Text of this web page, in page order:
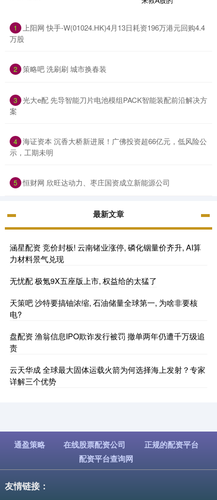
1
上阳网 快手-W(01024.HK)4月13日耗资196万港元回购4.4
万股
2 策略吧 洗刷刷 城市换春装
3 光大e配 先导智能刀片电池模组PACK智能装配前沿解决方
案
4 海证资本 沉香大桥新进展！广佛投资超66亿元，低风险公
示，工期未明
5 恒财网 欣旺达动力、枣庄国资成立新能源公司
最新文章
涵星配资 竞价封板! 云南锗业涨停, 磷化铟量价齐升, AI算
力材料景气兑现
无忧配 极氪9X五座版上市, 权益给的太猛了
天策吧 沙特要搞铀浓缩, 石油储量全球第一, 为啥非要核
电?
盘配资 渔翁信息IPO欺诈发行被罚 撤单两年仍遭千万级追
责
云天华成 全球最大固体运载火箭为何选择海上发射？专家
详解三个优势
通盈策略 在线股票配资公司
正规的配资平台
配资平台查询网
友情链接：